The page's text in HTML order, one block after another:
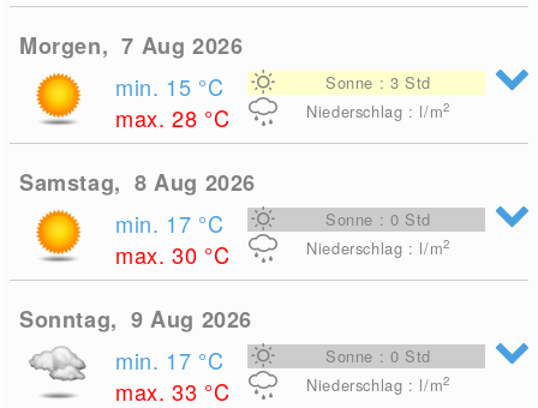
Morgen, 7 Aug 2026
min. 15 °C
max. 28 °C
Sonne : 3 Std
Niederschlag : l/m2
Samstag, 8 Aug 2026
min. 17 °C
max. 30 °C
Sonne : 0 Std
Niederschlag : l/m2
Sonntag, 9 Aug 2026
min. 17 °C
max. 33 °C
Sonne : 0 Std
Niederschlag : l/m2